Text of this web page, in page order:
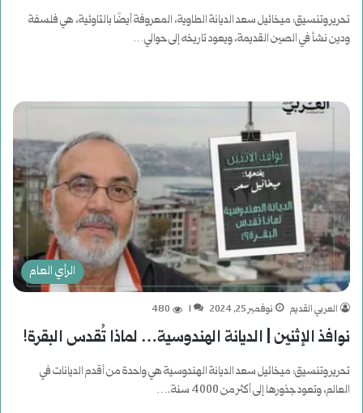
تحرير وتنسيق: ميخائيل سعد الديانة الطاوية، المعروفة أيضًا بالتاوئية، هي فلسفة
ودين نشأ في الصين القديمة، ويعود تاريخه إلى حوالي…
الرأي العام
العربي القديم نوفمبر 25, 2024 1
480
نوافذ الإثنين | الديانة الهندوسية… لماذا تُقدس البقرة!
تحرير وتنسيق: ميخائيل سعد الديانة الهندوسية هي واحدة من أقدم الديانات في
العالم، وتعود جذورها إلى أكثر من 4000 سنة.…